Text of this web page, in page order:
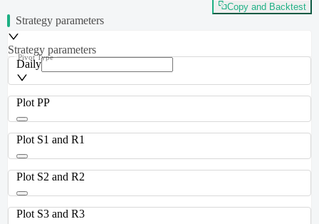
Copy and Backtest
Strategy parameters
Strategy parameters
Daily
Pivot Type
Plot PP
Plot S1 and R1
Plot S2 and R2
Plot S3 and R3